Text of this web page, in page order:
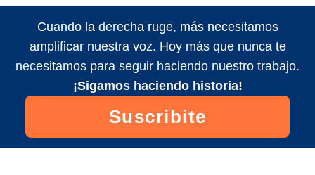
Cuando la derecha ruge, más necesitamos
amplificar nuestra voz. Hoy más que nunca te
necesitamos para seguir haciendo nuestro trabajo.
¡Sigamos haciendo historia!
Suscribite